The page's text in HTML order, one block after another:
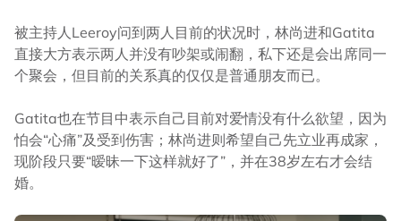
被主持人Leeroy问到两人目前的状况时，林尚进和Gatita
直接大方表示两人并没有吵架或闹翻，私下还是会出席同一
个聚会，但目前的关系真的仅仅是普通朋友而已。
Gatita也在节目中表示自己目前对爱情没有什么欲望，因为
怕会“心痛”及受到伤害；林尚进则希望自己先立业再成家，
现阶段只要“暧昧一下这样就好了”，并在38岁左右才会结
婚。